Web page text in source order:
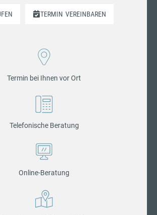
TERMIN VEREINBAREN
Termin bei Ihnen vor Ort
Telefonische Beratung
Online-Beratung